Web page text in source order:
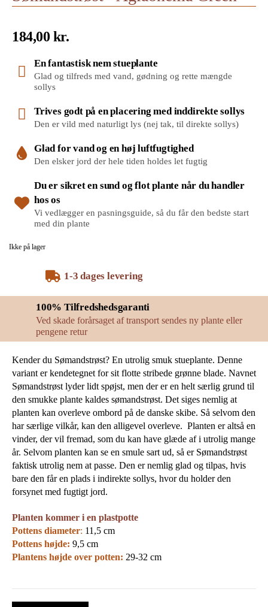
184,00 kr.
En fantastisk nem stueplante
Glad og tilfreds med vand, gødning og rette mængde
sollys
Trives godt på en placering med inddirekte sollys
Den er vild med naturligt lys (nej tak, til direkte sollys)
Glad for vand og en høj luftfugtighed
Den elsker jord der hele tiden holdes let fugtig
Du er sikret en sund og flot plante når du handler
hos os
Vi vedlægger en pasningsguide, så du får den bedste start
med din plante
Ikke på lager
1-3 dages levering
100% Tilfredshedsgaranti
Ved skade forårsaget af transport sendes ny plante eller
pengene retur
Kender du Sømandstrøst? En utrolig smuk stueplante. Denne
variant er kendetegnet for sit flotte stribede grønne blade. Navnet
Sømandstrøst lyder lidt spøjst, men der er en helt særlig grund til
den smukke plante kaldes sømandstrøst. Det siges nemlig at
planten kan overleve ombord på de danske skibe. Så selvom den
har særlige vilkår, kan den alligevel overleve. Planten er altså en
vinder, der vil fremad, som du kan have glæde af i utrolig mange
år. Selvom planten kan se en smule sart ud, så er Sømandstrøst
faktisk utrolig nem at passe. Den er nemlig glad og tilpas, hvis
bare den får en plads i indirekte sollys, hvor du holder den
forsynet med fugtigt jord.
Planten kommer i en plastpotte
Pottens diameter: 11,5 cm
Pottens højde: 9,5 cm
Plantens højde over potten: 29-32 cm